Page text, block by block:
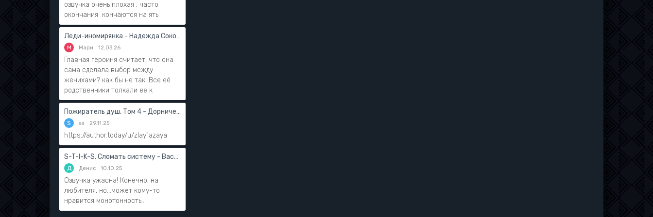
озвучка очень плохая , часто
окончания кончаются на ять
Леди-иномирянка - Надежда Соколова
М Мари 12.03.26
Главная героиня считает, что она
сама сделала выбор между
женихами? как бы не так! Все её
родственники толкали её к
Пожиратель душ. Том 4 - Дорничев Дмитрий
S sa 29.11.25
https://author.today/u/zlay"azaya
S-T-I-K-S. Сломать систему - Василий Мушинский
Д Денис 10.10.25
Озвучка ужасна! Конечно, на
любителя, но...может кому-то
нравится монотонность...